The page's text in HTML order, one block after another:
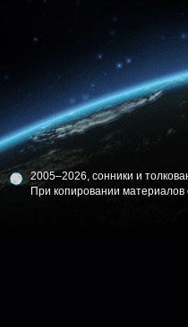
2005–2026, сонники и
При копировании материалов